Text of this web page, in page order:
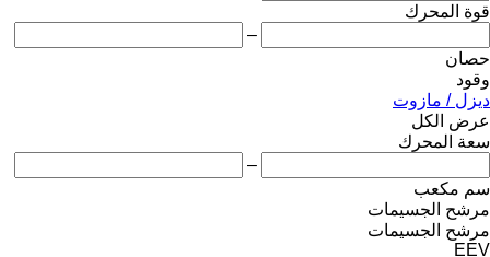
قوة المحرك
–
حصان
وقود
ديزل / مازوت
عرض الكل
سعة المحرك
–
سم مكعب
مرشح الجسيمات
مرشح الجسيمات
EEV